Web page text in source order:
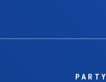
PARTY